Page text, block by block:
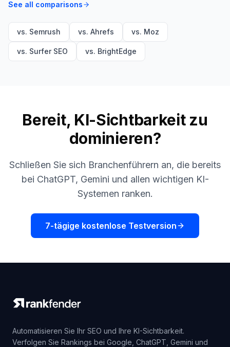
See all comparisons
vs. Semrush vs. Ahrefs vs. Moz
vs. Surfer SEO vs. BrightEdge
Bereit, KI-Sichtbarkeit zu
dominieren?
Schließen Sie sich Branchenführern an, die bereits
bei ChatGPT, Gemini und allen wichtigen KI-
Systemen ranken.
7-tägige kostenlose Testversion
Automatisieren Sie Ihr SEO und Ihre KI-Sichtbarkeit.
Verfolgen Sie Rankings bei Google, ChatGPT, Gemini und